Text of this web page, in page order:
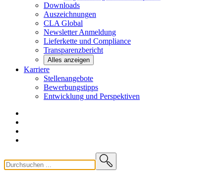
Downloads
Auszeichnungen
CLAGlobal
NewsletterAnmeldung
Lieferkette und Compliance
Transparenzbericht
Alles anzeigen
Karriere
Stellenangebote
Bewerbungstipps
Entwicklung und Perspektiven